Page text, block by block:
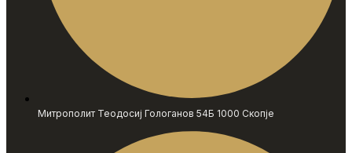
Митрополит Теодосиј Гологанов 54Б 1000 Скопје